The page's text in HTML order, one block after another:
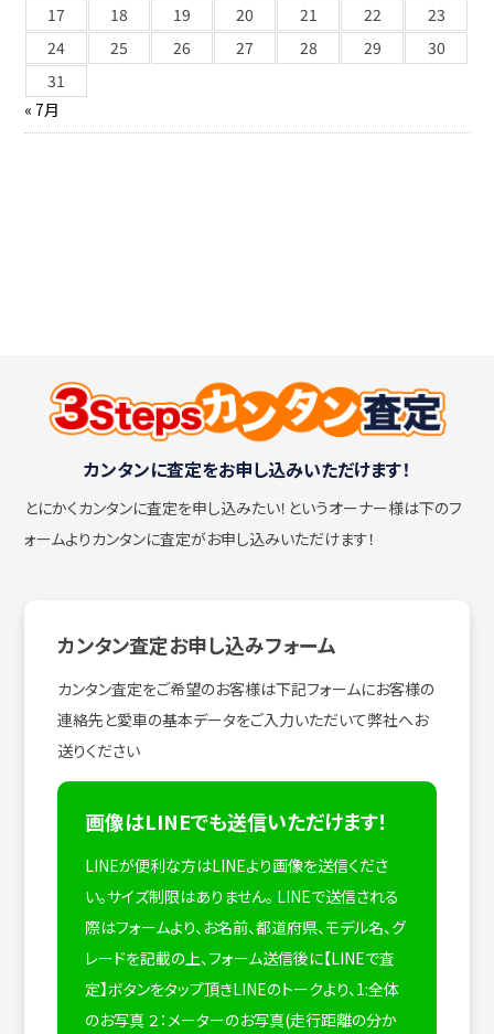
17
18 19 20 21 22
23
24
25 26 27 28 29
30
31
« 7月
カンタンに査定をお申し込みいただけます！
とにかくカンタンに査定を申し込みたい！ というオーナー様は下のフ
ォームよりカンタンに査定がお申し込みいただけます！
カンタン査定お申し込みフォーム
カンタン査定をご希望のお客様は下記フォームにお客様の
連絡先と愛車の基本データをご入力いただいて弊社へお
送りください
画像はLINEでも送信いただけます！
LINEが便利な方はLINEより画像を送信くださ
い。サイズ制限はありません。 LINEで送信される
際はフォームより、お名前、都道府県、モデル名、グ
レードを記載の上、フォーム送信後に【LINEで査
定】ボタンをタップ頂きLINEのトークより、1:全体
のお写真 ２：メーターのお写真(走行距離の分か